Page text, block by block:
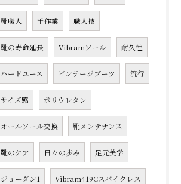
靴職人 手作業 職人技
靴の寿命延長 Vibramソール 耐久性
ハードユース ビンテージブーツ 流行
サイズ感 ポリウレタン
オールソール交換 靴メンテナンス
靴のケア 日々の歩み 足元美学
ジョーダン1 Vibram419Cスパイクレス